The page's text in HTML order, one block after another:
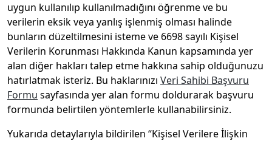
uygun kullanılıp kullanılmadığını öğrenme ve bu
verilerin eksik veya yanlış işlenmiş olması halinde
bunların düzeltilmesini isteme ve 6698 sayılı Kişisel
Verilerin Korunması Hakkında Kanun kapsamında yer
alan diğer hakları talep etme hakkına sahip olduğunuzu
hatırlatmak isteriz. Bu haklarınızı Veri Sahibi Başvuru
Formu sayfasında yer alan formu doldurarak başvuru
formunda belirtilen yöntemlerle kullanabilirsiniz.
Yukarıda detaylarıyla bildirilen “Kişisel Verilere İlişkin